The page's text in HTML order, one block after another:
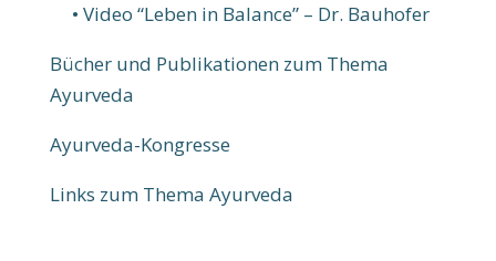
• Video “Leben in Ba­lance” – Dr. Bau­hofer
Bücher und Publikationen zum Thema
Ayurveda
Ayurveda-Kongresse
Links zum Thema Ayurveda